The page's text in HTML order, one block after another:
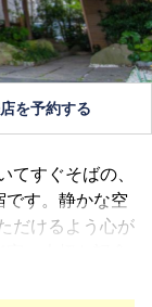
を予約する
すぐそばの、
す。静かな空
だけるよう心が
。大切な記念